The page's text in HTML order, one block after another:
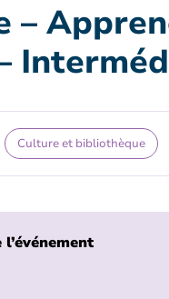
–
Culture et bibliothèque